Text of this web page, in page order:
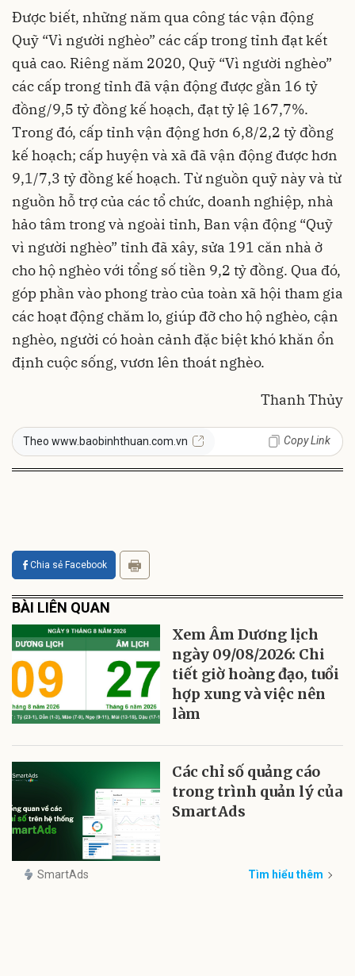
Được biết, những năm qua công tác vận động
Quỹ “Vì người nghèo” các cấp trong tỉnh đạt kết
quả cao. Riêng năm 2020, Quỹ “Vì người nghèo”
các cấp trong tỉnh đã vận động được gần 16 tỷ
đồng/9,5 tỷ đồng kế hoạch, đạt tỷ lệ 167,7%.
Trong đó, cấp tỉnh vận động hơn 6,8/2,2 tỷ đồng
kế hoạch; cấp huyện và xã đã vận động được hơn
9,1/7,3 tỷ đồng kế hoạch. Từ nguồn quỹ này và từ
nguồn hỗ trợ của các tổ chức, doanh nghiệp, nhà
hảo tâm trong và ngoài tỉnh, Ban vận động “Quỹ
vì người nghèo” tỉnh đã xây, sửa 191 căn nhà ở
cho hộ nghèo với tổng số tiền 9,2 tỷ đồng. Qua đó,
góp phần vào phong trào của toàn xã hội tham gia
các hoạt động chăm lo, giúp đỡ cho hộ nghèo, cận
nghèo, người có hoàn cảnh đặc biệt khó khăn ổn
định cuộc sống, vươn lên thoát nghèo.
Thanh Thủy
Theo www.baobinhthuan.com.vn Copy Link
Chia sẻ Facebook
BÀI LIÊN QUAN
Xem Âm Dương lịch
ngày 09/08/2026: Chi
tiết giờ hoàng đạo, tuổi
hợp xung và việc nên
làm
Các chỉ số quảng cáo
trong trình quản lý của
SmartAds
SmartAds Tìm hiểu thêm